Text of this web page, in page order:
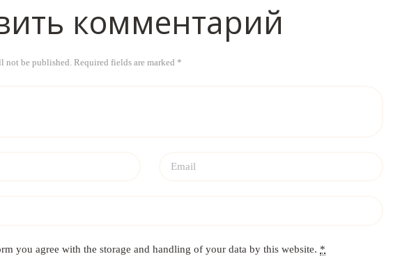
комментарий
not be published. Required fields are marked *
you agree with the storage and handling of your data by this website. *